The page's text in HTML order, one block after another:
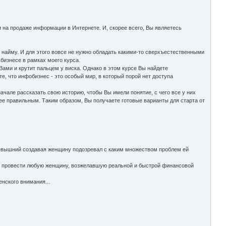
на продаже информации в Интернете. И, скорее всего, Вы являетесь
И для этого вовсе не нужно обладать какими-то сверхъестественными
в рамках моего курса.
и крутит пальцем у виска. Однако в этом курсе Вы найдете
что инфобизнес - это особый мир, в который порой нет доступа
рассказать свою историю, чтобы Вы имели понятие, с чего все у них
правильным. Таким образом, Вы получаете готовые варианты для старта от
создавая женщину подозревал с каким множеством проблем ей
любую женщину, возжелавшую реальной и быстрой финансовой
внимания...